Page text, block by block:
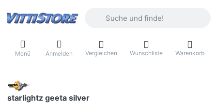
Menü Anmelden Vergleichen Wunschliste Warenkorb
starlightz geeta silver